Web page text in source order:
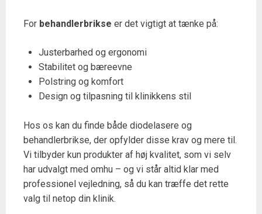
For behandlerbrikse er det vigtigt at tænke på:
Justerbarhed og ergonomi
Stabilitet og bæreevne
Polstring og komfort
Design og tilpasning til klinikkens stil
Hos os kan du finde både diodelasere og
behandlerbrikse, der opfylder disse krav og mere til.
Vi tilbyder kun produkter af høj kvalitet, som vi selv
har udvalgt med omhu – og vi står altid klar med
professionel vejledning, så du kan træffe det rette
valg til netop din klinik.